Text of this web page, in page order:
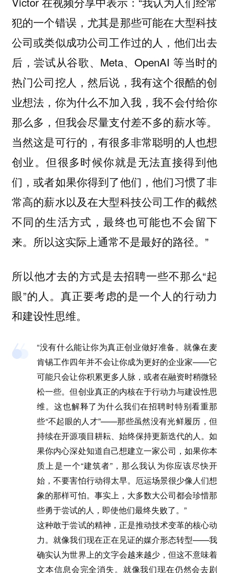
犯的一个错误，尤其是那些可能在大型科技
公司或类似成功公司工作过的人，他们出去
后，尝试从谷歌、Meta、OpenAI 等当时的
热门公司挖人，然后说，我有这个很酷的创
业想法，你为什么不加入我，我不会付给你
那么多，但我会尽量支付差不多的薪水等。
当然这是可行的，有很多非常聪明的人也想
创业。但很多时候你就是无法直接得到他
们，或者如果你得到了他们，他们习惯了非
常高的薪水以及在大型科技公司工作的截然
不同的生活方式，最终也可能也不会留下
来。所以这实际上通常不是最好的路径。”
所以他才去的方式是去招聘一些不那么“起
眼”的人。真正要考虑的是一个人的行动力
和建设性思维。
“没有什么能让你为真正创业做好准备。就像在麦
肯锡工作四年并不会让你成为更好的企业家——它
可能只会让你积累更多人脉，或者在融资时稍微轻
松一些。但创业真正的内核在于行动力与建设性思
维。这也解释了为什么我们在招聘时特别看重那
些“不起眼的人才”——那些虽然没有光鲜履历，但
持续在开源项目耕耘、始终保持更新迭代的人。如
果你内心深处知道自己想建立一家公司，如果你本
质上是一个“建筑者”，那么我认为你应该尽快开
始，不要害怕行动得太早。厄运场景很少像人们想
象的那样可怕。事实上，大多数大公司都会珍惜那
些勇于尝试的人，即使他们最终失败了。”
这种敢于尝试的精神，正是推动技术变革的核心动
力。就像我们现在正在见证的媒介形态转型——我
确实认为世界上的文字会越来越少，但这不意味着
文本信息会完全消失。就像我们现在仍然会去剧